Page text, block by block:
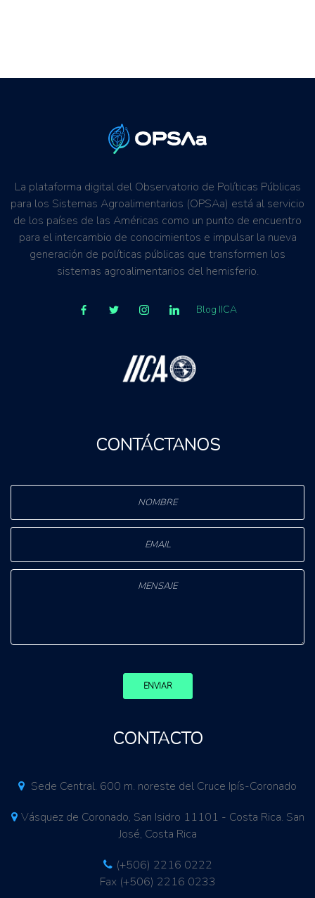
La plataforma digital del Observatorio de Políticas Públicas
para los Sistemas Agroalimentarios (OPSAa) está al servicio
de los países de las Américas como un punto de encuentro
para el intercambio de conocimientos e impulsar la nueva
generación de políticas públicas que transformen los
sistemas agroalimentarios del hemisferio.
Blog IICA
CONTÁCTANOS
ENVIAR
CONTACTO
Sede Central. 600 m. noreste del Cruce Ipís-Coronado
Vásquez de Coronado, San Isidro 11101 - Costa Rica. San
José, Costa Rica
(+506) 2216 0222
Fax (+506) 2216 0233